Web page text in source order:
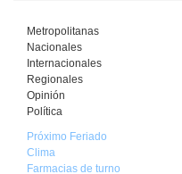
Metropolitanas
Nacionales
Internacionales
Regionales
Opinión
Política
Próximo Feriado
Clima
Farmacias de turno